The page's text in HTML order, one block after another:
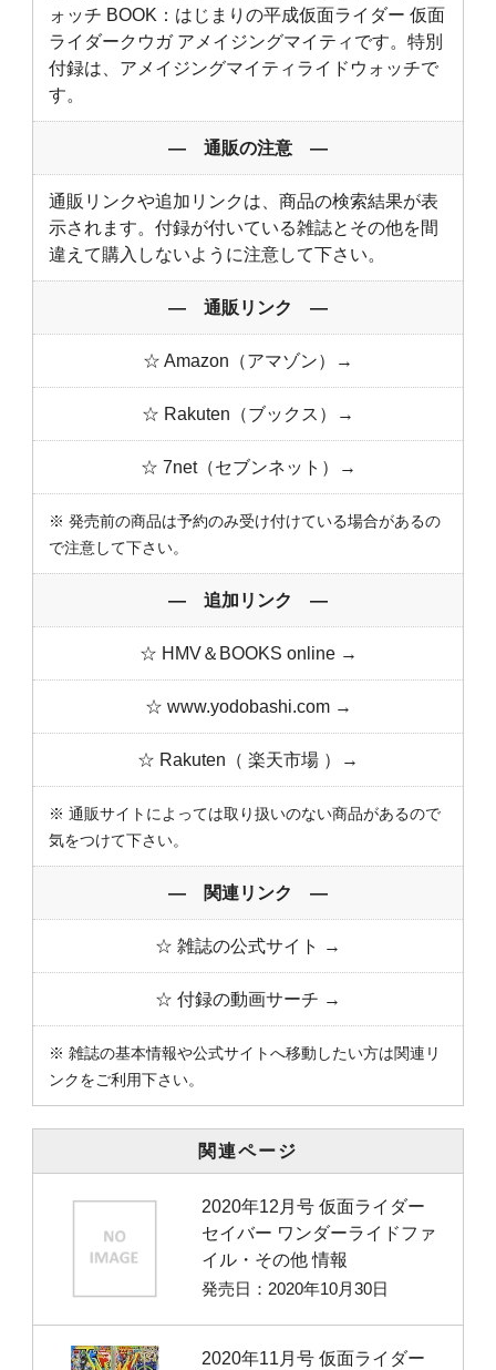
ォッチ BOOK：はじまりの平成仮面ライダー 仮面
ライダークウガ アメイジングマイティです。特別
付録は、アメイジングマイティライドウォッチで
す。
― 通販の注意 ―
通販リンクや追加リンクは、商品の検索結果が表
示されます。付録が付いている雑誌とその他を間
違えて購入しないように注意して下さい。
― 通販リンク ―
☆ Amazon（アマゾン）→
☆ Rakuten（ブックス）→
☆ 7net（セブンネット）→
※ 発売前の商品は予約のみ受け付けている場合があるの
で注意して下さい。
― 追加リンク ―
☆ HMV＆BOOKS online →
☆ www.yodobashi.com →
☆ Rakuten（ 楽天市場 ）→
※ 通販サイトによっては取り扱いのない商品があるので
気をつけて下さい。
― 関連リンク ―
☆ 雑誌の公式サイト →
☆ 付録の動画サーチ →
※ 雑誌の基本情報や公式サイトへ移動したい方は関連リ
ンクをご利用下さい。
関連ページ
2020年12月号 仮面ライダー
セイバー ワンダーライドファ
イル・その他 情報
発売日：2020年10月30日
2020年11月号 仮面ライダー